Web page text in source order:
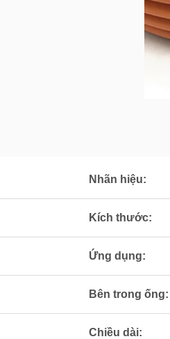
Nhãn hiệu:
Kích thước:
Ứng dụng:
Bên trong ống:
Chiều dài: